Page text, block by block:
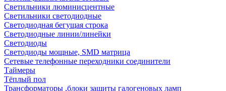
Светильники люминисцентные
Светильники светодиодные
Светодиодная бегущая строка
Светодиодные линии/линейки
Светодиоды
Светодиоды мощные, SMD матрица
Сетевые телефонные переходники соединители
Таймеры
Тёплый пол
Трансформаторы ,блоки защиты галогеновых ламп